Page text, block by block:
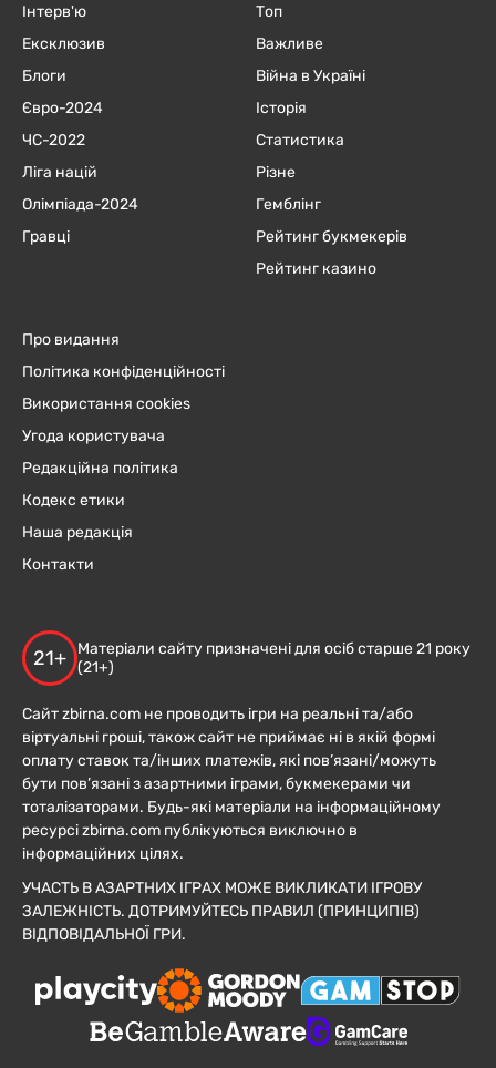
Інтерв'ю
Ексклюзив
Блоги
Євро-2024
ЧC-2022
Ліга націй
Олімпіада-2024
Гравці
Топ
Важливе
Війна в Україні
Історія
Статистика
Різне
Гемблінг
Рейтинг букмекерів
Рейтинг казино
Про видання
Політика конфіденційності
Використання cookies
Угода користувача
Редакційна політика
Кодекс етики
Наша редакція
Контакти
21+
Матеріали сайту призначені для осіб старше 21 року
(21+)
Сайт zbirna.com не проводить ігри на реальні та/або
віртуальні гроші, також сайт не приймає ні в якій формі
оплату ставок та/інших платежів, які пов’язані/можуть
бути пов’язані з азартними іграми, букмекерами чи
тоталізаторами. Будь-які матеріали на інформаційному
ресурсі zbirna.com публікуються виключно в
інформаційних цілях.
УЧАСТЬ В АЗАРТНИХ ІГРАХ МОЖЕ ВИКЛИКАТИ ІГРОВУ
ЗАЛЕЖНІСТЬ. ДОТРИМУЙТЕСЬ ПРАВИЛ (ПРИНЦИПІВ)
ВІДПОВІДАЛЬНОЇ ГРИ.